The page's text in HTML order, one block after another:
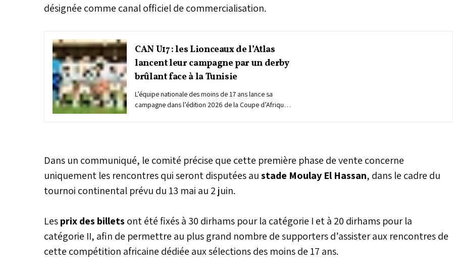
désignée comme canal officiel de commercialisation.
CAN U17 : les Lionceaux de l’Atlas
lancent leur campagne par un derby
brûlant face à la Tunisie
L’équipe nationale des moins de 17 ans lance sa
campagne dans l’édition 2026 de la Coupe d’Afrique
protégés de Tiago Lima Pereira, qui avaient déjà
dominé les Aiglons de Carthage lors du tournoi de
l’UNAF. Après la Tunisie, les Lionceaux de l’Atlas
enchaîneront face à l’Éthiopie, le 16 mai au Complexe
Dans un communiqué, le comité précise que cette première phase de vente concerne
uniquement les rencontres qui seront disputées austade Moulay El Hassan, dans le cadre du
tournoi continental prévu du 13 mai au 2 juin.
Lesprix des billets ont été fixés à 30 dirhams pour la catégorie I et à 20 dirhams pour la
catégorie II, afin de permettre au plus grand nombre de supporters d’assister aux rencontres de
cette compétition africaine dédiée aux sélections des moins de 17 ans.